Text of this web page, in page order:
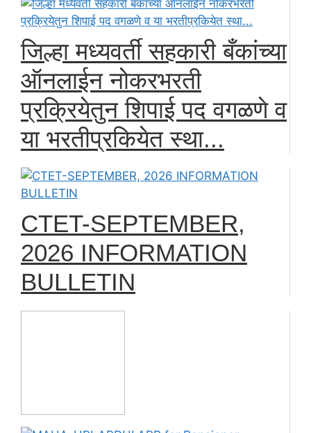
जिल्हा मध्यवर्ती सहकारी बँकांच्या
ऑनलाईन नोकरभरती
प्रक्रियेतुन शिपाई पद वगळणे व
या भरतीप्रकियेत स्था...
CTET-SEPTEMBER,
2026 INFORMATION
BULLETIN